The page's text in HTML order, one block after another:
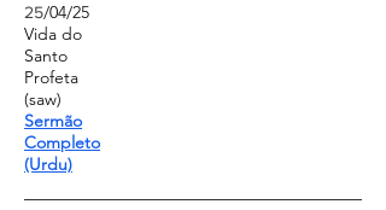
25/04/25
Vida do
Santo
Profeta
(saw)
Sermão
Completo
(Urdu)